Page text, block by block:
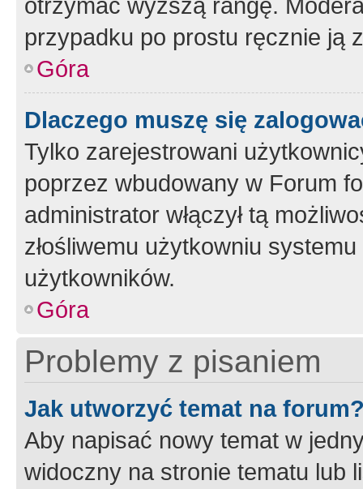
przypadku po prostu ręcznie ją
Góra
Dlaczego muszę się
Tylko zarejestrowani
poprzez wbudowany w Forum
administrator włączył tą
złośliwemu użytkowniu
użytkowników.
Góra
Problemy z pisaniem
Jak utworzyć temat na
Aby napisać nowy temat w
widoczny na stronie tematu lub